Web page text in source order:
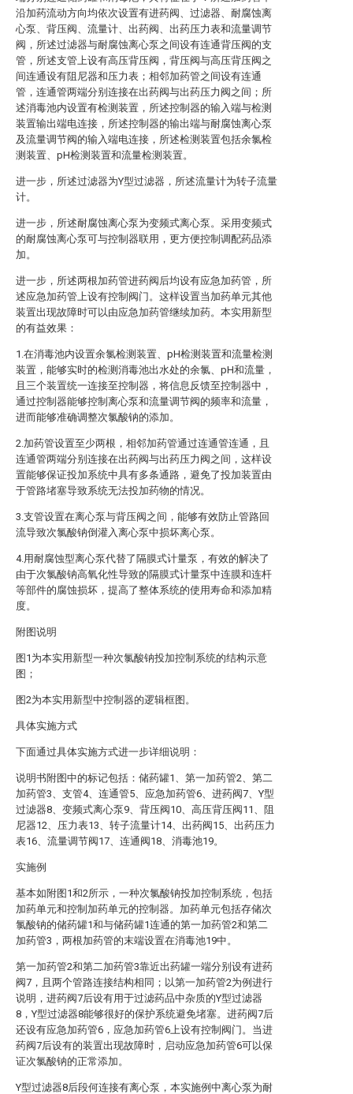
沿加药流动方向均依次设置有进药阀、过滤器、耐腐蚀离
心泵、背压阀、流量计、出药阀、出药压力表和流量调节
阀，所述过滤器与耐腐蚀离心泵之间设有连通背压阀的支
管，所述支管上设有高压背压阀，背压阀与高压背压阀之
间连通设有阻尼器和压力表；相邻加药管之间设有连通
管，连通管两端分别连接在出药阀与出药压力阀之间；所
述消毒池内设置有检测装置，所述控制器的输入端与检测
装置输出端电连接，所述控制器的输出端与耐腐蚀离心泵
及流量调节阀的输入端电连接，所述检测装置包括余氯检
测装置、pH检测装置和流量检测装置。
进一步，所述过滤器为Y型过滤器，所述流量计为转子流量
计。
进一步，所述耐腐蚀离心泵为变频式离心泵。采用变频式
的耐腐蚀离心泵可与控制器联用，更方便控制调配药品添
加。
进一步，所述两根加药管进药阀后均设有应急加药管，所
述应急加药管上设有控制阀门。这样设置当加药单元其他
装置出现故障时可以由应急加药管继续加药。本实用新型
的有益效果：
1.在消毒池内设置余氯检测装置、pH检测装置和流量检测
装置，能够实时的检测消毒池出水处的余氯、pH和流量，
且三个装置统一连接至控制器，将信息反馈至控制器中，
通过控制器能够控制离心泵和流量调节阀的频率和流量，
进而能够准确调整次氯酸钠的添加。
2.加药管设置至少两根，相邻加药管通过连通管连通，且
连通管两端分别连接在出药阀与出药压力阀之间，这样设
置能够保证投加系统中具有多条通路，避免了投加装置由
于管路堵塞导致系统无法投加药物的情况。
3.支管设置在离心泵与背压阀之间，能够有效防止管路回
流导致次氯酸钠倒灌入离心泵中损坏离心泵。
4.用耐腐蚀型离心泵代替了隔膜式计量泵，有效的解决了
由于次氯酸钠高氧化性导致的隔膜式计量泵中连膜和连杆
等部件的腐蚀损坏，提高了整体系统的使用寿命和添加精
度。
附图说明
图1为本实用新型一种次氯酸钠投加控制系统的结构示意
图；
图2为本实用新型中控制器的逻辑框图。
具体实施方式
下面通过具体实施方式进一步详细说明：
说明书附图中的标记包括：储药罐1、第一加药管2、第二
加药管3、支管4、连通管5、应急加药管6、进药阀7、Y型
过滤器8、变频式离心泵9、背压阀10、高压背压阀11、阻
尼器12、压力表13、转子流量计14、出药阀15、出药压力
表16、流量调节阀17、连通阀18、消毒池19。
实施例
基本如附图1和2所示，一种次氯酸钠投加控制系统，包括
加药单元和控制加药单元的控制器。加药单元包括存储次
氯酸钠的储药罐1和与储药罐1连通的第一加药管2和第二
加药管3，两根加药管的末端设置在消毒池19中。
第一加药管2和第二加药管3靠近出药罐一端分别设有进药
阀7，且两个管路连接结构相同；以第一加药管2为例进行
说明，进药阀7后设有用于过滤药品中杂质的Y型过滤器
8，Y型过滤器8能够很好的保护系统避免堵塞。进药阀7后
还设有应急加药管6，应急加药管6上设有控制阀门。当进
药阀7后设有的装置出现故障时，启动应急加药管6可以保
证次氯酸钠的正常添加。
Y型过滤器8后段何连接有离心泵，本实施例中离心泵为耐